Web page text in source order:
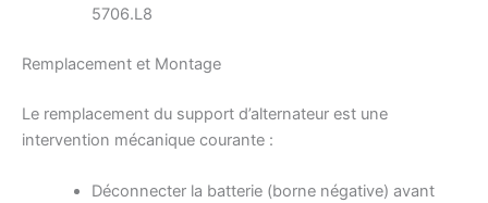
5706.L8
Remplacement et Montage
Le remplacement du support d’alternateur est une
intervention mécanique courante :
Déconnecter la batterie (borne négative) avant